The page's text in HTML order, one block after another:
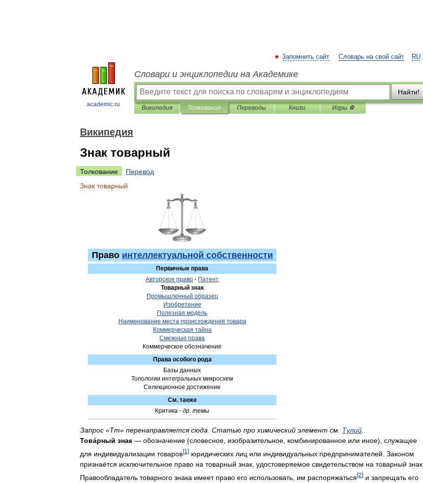
academic.ru
RU
Запомнить сайт Словарь на свой сайт
Словари и энциклопедии на Академике
Найти!
Википедия Толкования Переводы Книги Игры ⚽
Википедия
Знак товарный
Толкование
Перевод
Знак товарный
Право интеллектуальной собственности
Первичные права
Авторское право · Патент
Товарный знак
Промышленный образец
Изобретение
Полезная модель
Наименование места происхождения товара
Коммерческая тайна
Смежные права
Коммерческое обозначение
Права особого рода
Базы данных
Топологии интегральных микросхем
Селекционное достижение
См. также
Критика · др.темы
Запрос «Tm» перенаправляется сюда. Статью про химический элемент см. Тулий.
Това́рный знак — обозначение (словесное, изобразительное, комбинированное или иное), служащее
для индивидуализации товаров[1 ] юридических лиц или индивидуальных предпринимателей Законом
признаётся исключительное право на товарный знак удостоверяемое свидетельством на товарный знак
Правообладатель товарного знака имеет право его использовать им распоряжаться[2] и запрещать его